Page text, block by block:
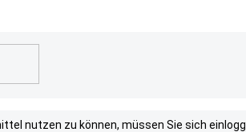
nutzen zu können, müssen Sie sich